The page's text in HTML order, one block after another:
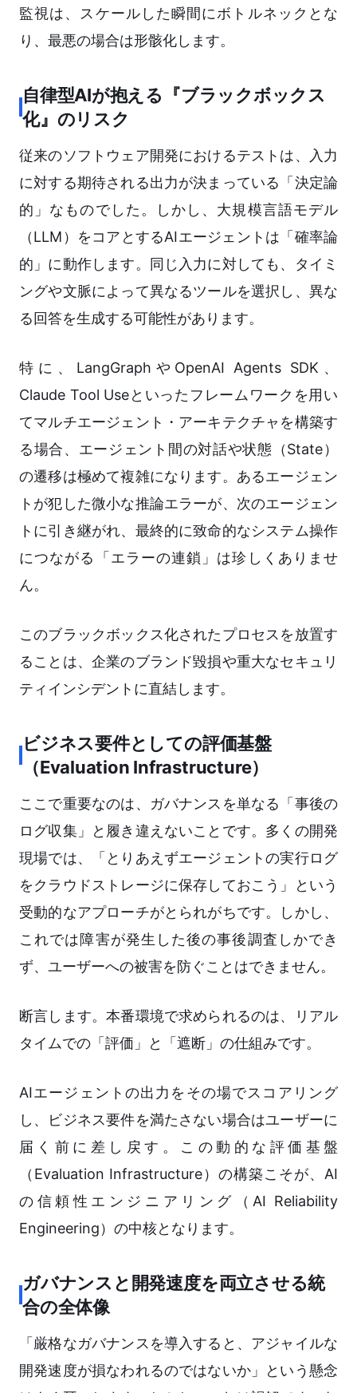
監視は、スケールした瞬間にボトルネックとな
り、最悪の場合は形骸化します。
自律型AIが抱える『ブラックボックス
化』のリスク
従来のソフトウェア開発におけるテストは、入力
に対する期待される出力が決まっている「決定論
的」なものでした。しかし、大規模言語モデル
（LLM）をコアとするAIエージェントは「確率論
的」に動作します。同じ入力に対しても、タイミ
ングや文脈によって異なるツールを選択し、異な
る回答を生成する可能性があります。
特に、LangGraphやOpenAI Agents SDK、
Claude Tool Useといったフレームワークを用い
てマルチエージェント・アーキテクチャを構築す
る場合、エージェント間の対話や状態（State）
の遷移は極めて複雑になります。あるエージェン
トが犯した微小な推論エラーが、次のエージェン
トに引き継がれ、最終的に致命的なシステム操作
につながる「エラーの連鎖」は珍しくありませ
ん。
このブラックボックス化されたプロセスを放置す
ることは、企業のブランド毀損や重大なセキュリ
ティインシデントに直結します。
ビジネス要件としての評価基盤
（Evaluation Infrastructure）
ここで重要なのは、ガバナンスを単なる「事後の
ログ収集」と履き違えないことです。多くの開発
現場では、「とりあえずエージェントの実行ログ
をクラウドストレージに保存しておこう」という
受動的なアプローチがとられがちです。しかし、
これでは障害が発生した後の事後調査しかでき
ず、ユーザーへの被害を防ぐことはできません。
断言します。本番環境で求められるのは、リアル
タイムでの「評価」と「遮断」の仕組みです。
AIエージェントの出力をその場でスコアリング
し、ビジネス要件を満たさない場合はユーザーに
届く前に差し戻す。この動的な評価基盤
（Evaluation Infrastructure）の構築こそが、AI
の信頼性エンジニアリング（AI Reliability
Engineering）の中核となります。
ガバナンスと開発速度を両立させる統
合の全体像
「厳格なガバナンスを導入すると、アジャイルな
開発速度が損なわれるのではないか」という懸念